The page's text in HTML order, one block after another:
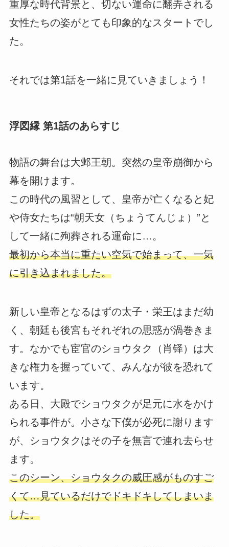
重厚な時代背景と、切ない運命に翻弄される
女性たちの姿がとても印象的なスタートでし
た。
それでは第1話を一緒に見ていきましょう！
浮図縁 第1話のあらすじ
物語の舞台は大邺王朝。突然の皇帝崩御から
幕を開けます。
この時代の風習として、皇帝が亡くなると妃
や侍女たちは“朝天女（ちょうてんじょ）”と
して一緒に殉葬される運命に…。
最初から本当に重たい空気で始まって、一気
に引き込まれました。
新しい皇帝となるはずの太子・栄王はまだ幼
く、朝廷も後宮もそれぞれの思惑が渦巻きま
す。なかでも宦官のショウタク（肖铎）は大
きな権力を握っていて、みんなが彼を恐れて
います。
ある日、大殿でショウタクが足元に水をかけ
られる事件が。小さな下僕が必死に謝ります
が、ショウタクはその子を無言で連れ去らせ
ます。
このシーン、ショウタクの威圧感がものすご
くて…見ているだけでドキドキしてしまいま
した。